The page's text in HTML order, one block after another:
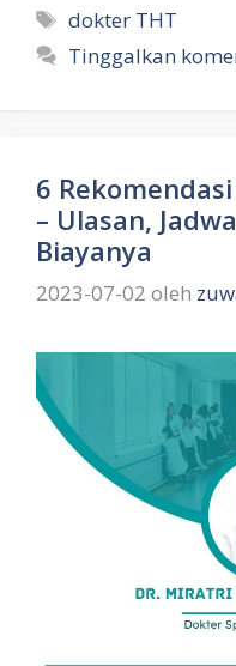
Tag
dokter THT
Tinggalkan
6
– Ulasan,
Biayanya
2023-07-02 oleh